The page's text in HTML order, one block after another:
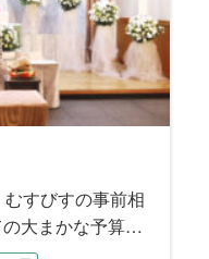
すびすの事前相
大まかな予算や
いました。 生前